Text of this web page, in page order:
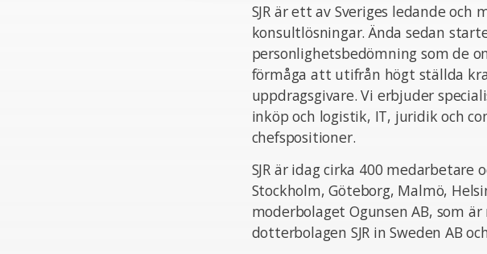
SJR är ett av Sveriges ledande
konsultlösningar. Ända sedan
personlighetsbedömning som de
förmåga att utifrån högt ställda
uppdragsgivare. Vi erbjuder
inköp och logistik, IT, juridik och
chefspositioner.
SJR är idag cirka 400
Stockholm, Göteborg, Malmö,
moderbolaget Ogunsen AB, som
dotterbolagen SJR in Sweden AB